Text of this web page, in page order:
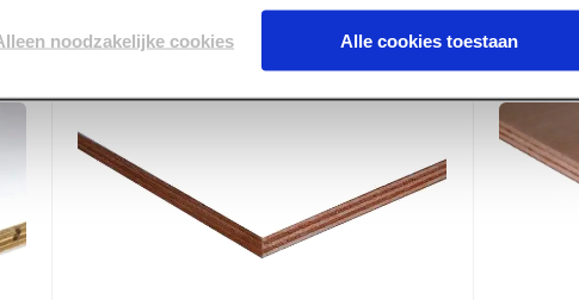
noodzakelijke cookies Alle cookies toestaan
Log in voor prijzen Log in